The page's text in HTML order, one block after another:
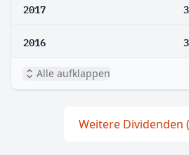
2017
2016
Alle aufklappen
Weitere Dividenden